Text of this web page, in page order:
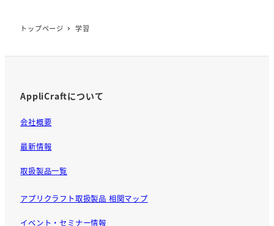
トップページ 学習
AppliCraftについて
会社概要
最新情報
取扱製品一覧
アプリクラフト取扱製品 相関マップ
イベント・セミナー情報